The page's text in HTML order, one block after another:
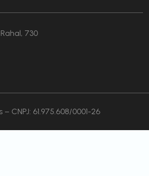
730
CNPJ: 61.975.608/0001-26